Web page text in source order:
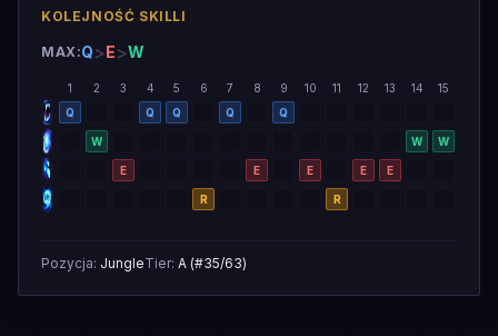
KOLEJNOŚĆ SKILLI
MAX:Q>E>W
1 2 3 4 5 6 7 8 9 10 11 12 13 14
15
Q
Q Q Q Q
W W W
E E E E E
R R
Pozycja: JungleTier: A (#35/63)